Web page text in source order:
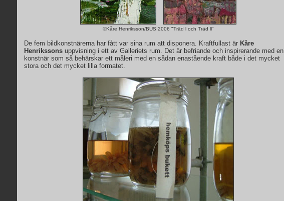
©Kåre Henriksson/BUS 2006 "Träd l och Träd ll"
De fem bildkonstnärerna har fått var sina rum att disponera. Kraftfullast är Kåre
Henrikssons uppvisning i ett av Galleriets rum. Det är befriande och inspirerande med en
konstnär som så behärskar ett måleri med en sådan enastående kraft både i det mycket
stora och det mycket lilla formatet.